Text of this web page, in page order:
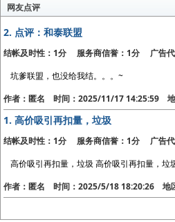
网友点评
2. 点评：和泰联盟
结帐及时性：1分 服务商信誉：1分 广告
坑爹联盟，也没给我结。。。~
作者：匿名 时间：2025/11/17 14:25:59 地
1.高价吸引再扣量，垃圾
结帐及时性：1分 服务商信誉：1分 广告
高价吸引再扣量，垃圾 高价吸引再扣量，垃
作者：匿名 时间：2025/5/18 18:20:26 地